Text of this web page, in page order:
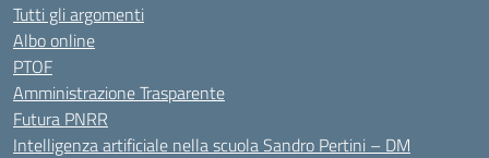
Tutti gli argomenti
Albo online
PTOF
Amministrazione Trasparente
Futura PNRR
Intelligenza artificiale nella scuola Sandro Pertini – DM